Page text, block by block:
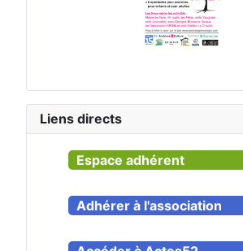
Liens directs
Espace adhérent
Adhérer à l'association